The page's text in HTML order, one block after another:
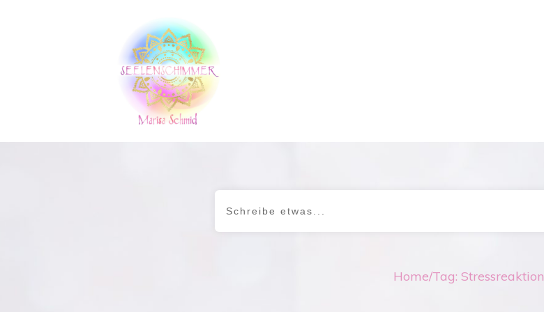
Home/Tag: Stressreaktion